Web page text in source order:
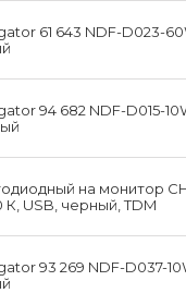
61 643 NDF-D023-
94 682 NDF-D015-
на монитор
USB, черный, TDM
93 269 NDF-D037-